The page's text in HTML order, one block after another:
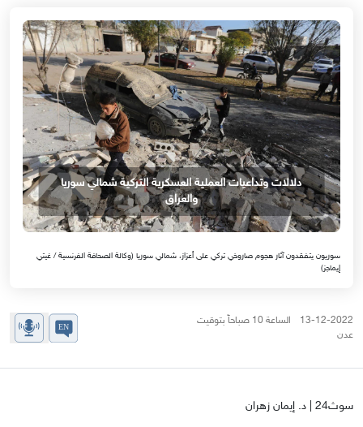
دلالات وتداعيات العملية العسكرية التركية شمالي سوريا
والعراق
سوريون يتفقدون آثار هجوم صاروخي تركي على أعزاز، شمالي سوريا (وكالة الصحافة الفرنسية / غيتي
إيماجز)
13-12-2022 الساعة 10 صباحاً بتوقيت
عدن
سوث24 | د. إيمان زهران